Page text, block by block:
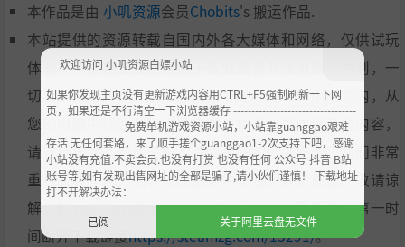
本作品是由 小叽资源会员Chobits's 搬运作品.
本站提供的资源转载自国内外各大媒体和网络，仅供试玩
体验；不得将上述内容用于商业或者非法用途，否则，一
切后果请用户自负。您必须在下载后的24个小时之内，从
您的电脑中彻底删除上述内容。如果您喜欢该游戏内容，
请支持正版，购买注册，得到更好的正版服务。我们非常
重视版权问题，如有侵权请邮件与我们联系处理。敬请谅
解！E-mail：acgbns666@outlook.com，我们会在第一时
间断开下载链接https://steamzg.com/13291/。
欢迎访问 小叽资源白嫖小站
如果你发现主页没有更新游戏内容用CTRL+F5强制刷新一下网
页，如果还是不行清空一下浏览器缓存 ----------------------------------
--------------------- 免费单机游戏资源小站，小站靠guanggao艰难
存活 无任何套路，来了顺手搓个guanggao1-2次支持下吧，感谢
小站没有充值.不卖会员.也没有打赏 也没有任何 公众号 抖音 B站
账号等,如有发现出售网址的全部是骗子,请小伙们谨慎！ 下载地址
打不开解决办法：
已阅
关于阿里云盘无文件